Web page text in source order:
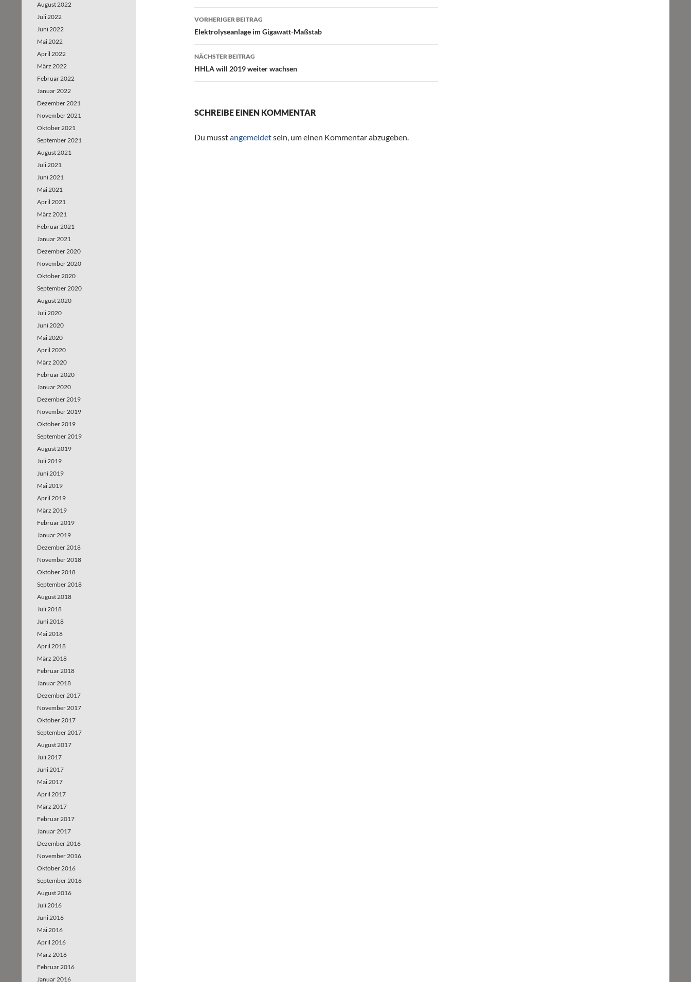
Beitragsnavigation
VORHERIGER BEITRAG
Elektrolyseanlage im Gigawatt-Maßstab
NÄCHSTER BEITRAG
HHLA will 2019 weiter wachsen
SCHREIBE EINEN KOMMENTAR
Du musstangemeldetsein, um einen Kommentar abzugeben.
August 2022
Juli 2022
Juni 2022
Mai 2022
April 2022
März 2022
Februar 2022
Januar 2022
Dezember 2021
November 2021
Oktober 2021
September 2021
August 2021
Juli 2021
Juni 2021
Mai 2021
April 2021
März 2021
Februar 2021
Januar 2021
Dezember 2020
November 2020
Oktober 2020
September 2020
August 2020
Juli 2020
Juni 2020
Mai 2020
April 2020
März 2020
Februar 2020
Januar 2020
Dezember 2019
November 2019
Oktober 2019
September 2019
August 2019
Juli 2019
Juni 2019
Mai 2019
April 2019
März 2019
Februar 2019
Januar 2019
Dezember 2018
November 2018
Oktober 2018
September 2018
August 2018
Juli 2018
Juni 2018
Mai 2018
April 2018
März 2018
Februar 2018
Januar 2018
Dezember 2017
November 2017
Oktober 2017
September 2017
August 2017
Juli 2017
Juni 2017
Mai 2017
April 2017
März 2017
Februar 2017
Januar 2017
Dezember 2016
November 2016
Oktober 2016
September 2016
August 2016
Juli 2016
Juni 2016
Mai 2016
April 2016
März 2016
Februar 2016
Januar 2016